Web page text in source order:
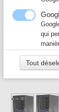
Câble &
Logiciel & Papier
qui
Tout